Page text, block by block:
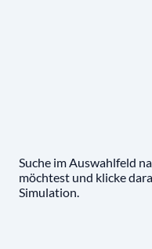
Suche im Auswahlfeld
möchtest und klicke
Simulation.